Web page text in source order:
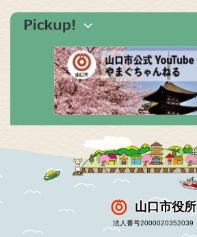
山口市役所
法人番号2000020352039